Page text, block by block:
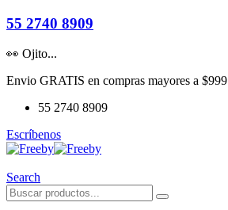
55 2740 8909
👀 Ojito...
Envio GRATIS en compras mayores a $999
55 2740 8909
Escríbenos
Search